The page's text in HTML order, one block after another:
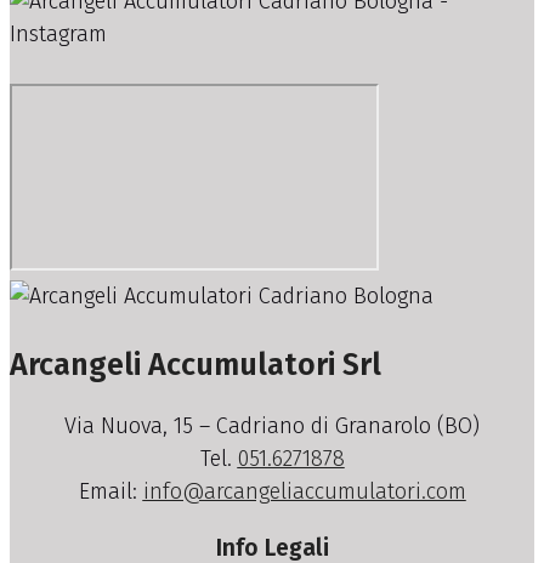
Arcangeli Accumulatori Srl
Via Nuova, 15 – Cadriano di Granarolo (BO)
Tel. 051.6271878
Email: info@arcangeliaccumulatori.com
Info Legali